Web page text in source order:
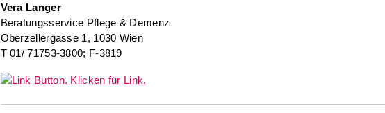
Vera Langer
Beratungsservice Pflege & Demenz
Oberzellergasse 1, 1030 Wien
T 01/ 71753-3800; F-3819